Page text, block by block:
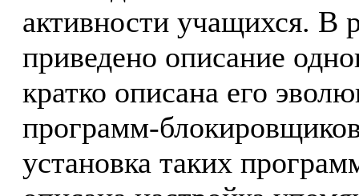
активности учащихся. В
приведено описание
кратко описана его
программ-
установка таких